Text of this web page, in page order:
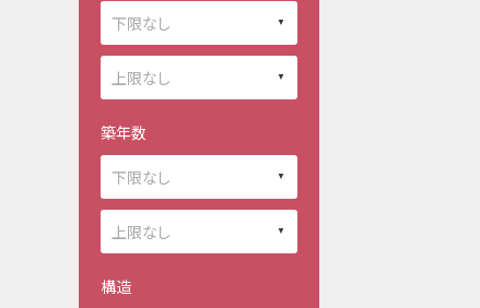
築年数
構造